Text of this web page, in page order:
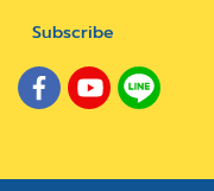
Subscribe